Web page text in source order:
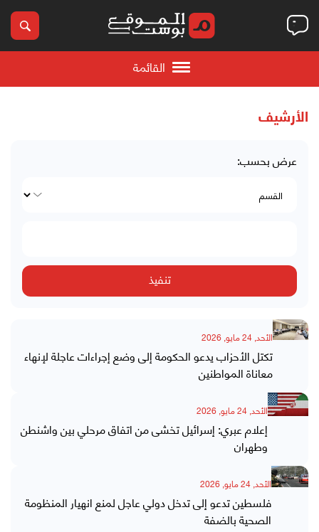
القائمة
الأرشيف
عرض بحسب:
الأحد, 24 مايو, 2026
تكتل الأحزاب يدعو الحكومة إلى وضع إجراءات عاجلة لإنهاء
معاناة المواطنين
الأحد, 24 مايو, 2026
إعلام عبري: إسرائيل تخشى من اتفاق مرحلي بين واشنطن
وطهران
الأحد, 24 مايو, 2026
فلسطين تدعو إلى تدخل دولي عاجل لمنع انهيار المنظومة
الصحية بالضفة